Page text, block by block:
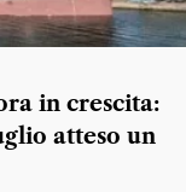
in crescita:
atteso un